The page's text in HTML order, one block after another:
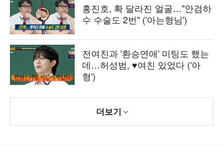
홍진호, 확 달라진 얼굴…"안검하
수 수술도 2번" ('아는형님')
전여친과 '환승연애' 미팅도 했는
데…허성범, ♥여친 있었다 ('아
형')
더보기